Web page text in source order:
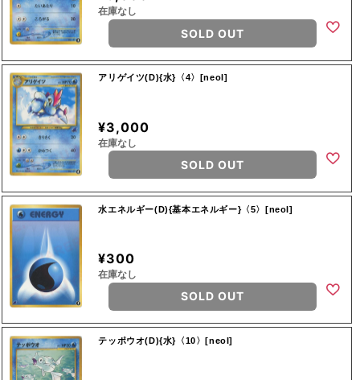
在庫なし
SOLD OUT
アリゲイツ(D){水}〈4〉[neoI]
¥3,000
在庫なし
SOLD OUT
水エネルギー(D){基本エネルギー}〈5〉[neoI]
¥300
在庫なし
SOLD OUT
テッポウオ(D){水}〈10〉[neoI]